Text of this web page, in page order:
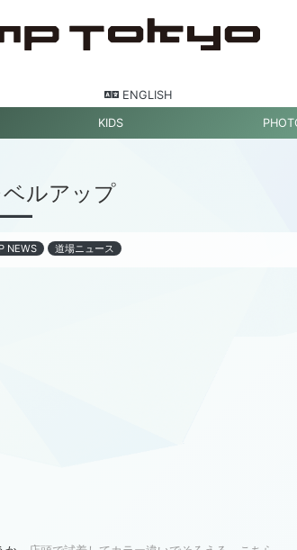
ENGLISH
KIDS
ルアップ
NEWS 道場ニュース